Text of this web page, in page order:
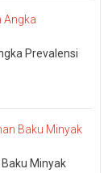
Prevalensi
Minyak